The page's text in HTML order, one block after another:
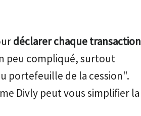
déclarer chaque transaction
peu compliqué, surtout
portefeuille de la cession".
Divly peut vous simplifier la